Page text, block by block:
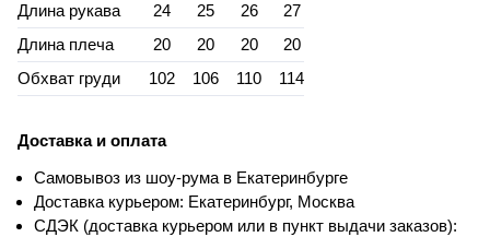
Длина рукава
24 25 26
27
Длина плеча
20 20 20
20
Обхват груди
102 106 110 114
Доставка и оплата
Самовывоз из шоу-рума в Екатеринбурге
Доставка курьером: Екатеринбург, Москва
СДЭК (доставка курьером или в пункт выдачи заказов):